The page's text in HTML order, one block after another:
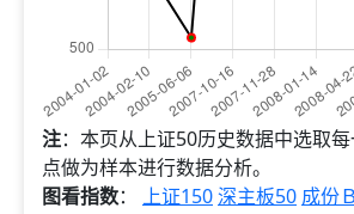
注：本页从上证50历史数据中选取
点做为样本进行数据分析。
图看指数： 上证150深主板50 成份